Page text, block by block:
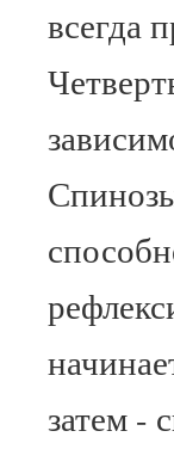
всегда
затем -